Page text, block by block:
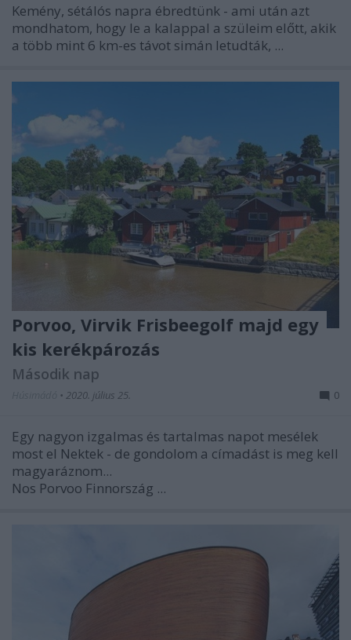
Kemény, sétálós napra ébredtünk - ami után azt
mondhatom, hogy le a kalappal a szüleim előtt, akik
a több mint 6 km-es távot simán letudták, ...
Porvoo, Virvik Frisbeegolf majd egy
kis kerékpározás
Második nap
• 2020. július 25. 0
Egy nagyon izgalmas és tartalmas napot mesélek
most el Nektek - de gondolom a címadást is meg kell
magyaráznom...
Nos Porvoo Finnország ...